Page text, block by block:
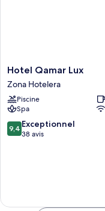
Hotel
Qamar
Lux
Zona
Hotelera
Hotel Qamar Lux
Zona Hotelera
Piscine
Spa
9.4
sur
9,4 Exceptionnel
38 avis